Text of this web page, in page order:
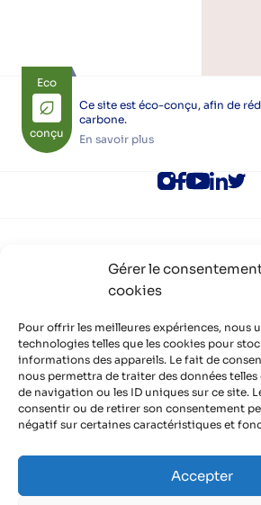
Gérer le
cookies
Pour offrir les meilleures expériences, nous
technologies telles que les cookies pour
informations des appareils. Le fait de
nous permettra de traiter des données
de navigation ou les ID uniques sur ce site.
consentir ou de retirer son consentement
négatif sur certaines caractéristiques et
Accepter
Eco
conçu
Ce site est éco-conçu, afin de
carbone.
En savoir plus
Rejoindre l’ALEC Lyon
Adhérer à l’ALEC Lyon
Politique de cookies (UE)
Partenaires
Découvrir nos partenaires, réseaux, soutiens
Infos pratiques
Mentions légales
Politique de confidentialité
Contact